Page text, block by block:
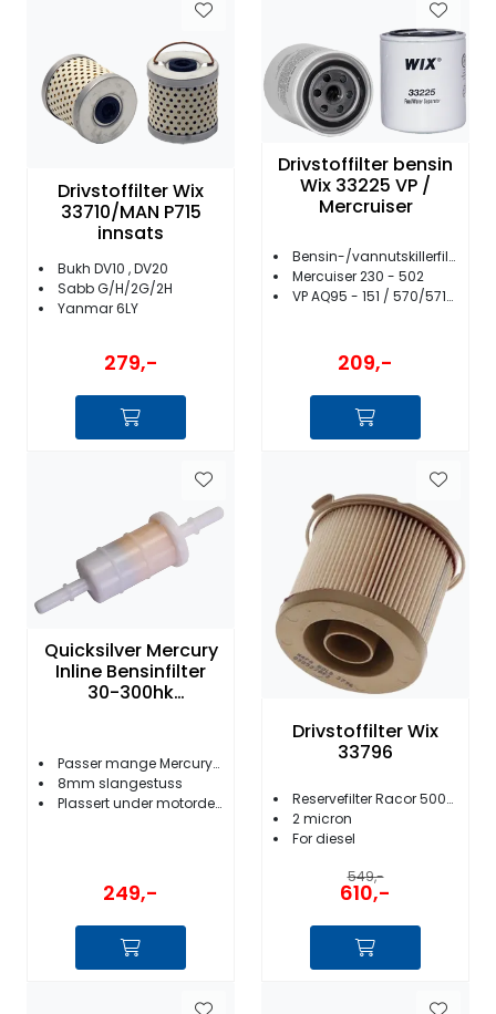
Drivstoffilter Wix
33710/MAN P715
innsats
Bukh DV10 , DV20
Sabb G/H/2G/2H
Yanmar 6LY
279,-
Drivstoffilter bensin
Wix 33225 VP /
Mercruiser
Bensin-/vannutskillerfilter
Mercuiser 230 - 502
VP AQ95 - 151 / 570/571/572/740 - 3.0
209,-
Quicksilver Mercury
Inline Bensinfilter
30-300hk
Passer mange Mercury/Mariner
8mm slangestuss
Plassert under motordeksel
249,-
Drivstoffilter Wix
33796
Reservefilter Racor 500FG
2 micron
For diesel
549,-
610,-